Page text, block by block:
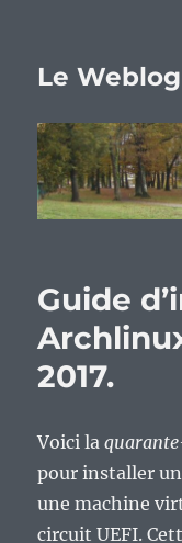
Le
Guide
2017.
Voici la
pour installer
une machine
circuit UEFI.